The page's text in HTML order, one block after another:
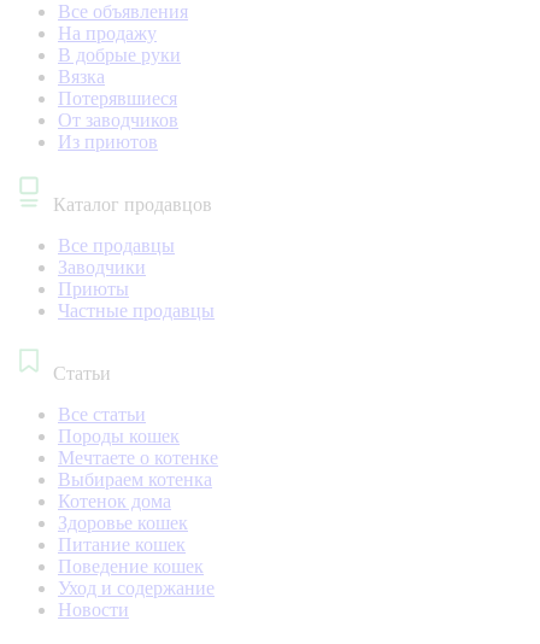
Все объявления
На продажу
В добрые руки
Вязка
Потерявшиеся
От заводчиков
Из приютов
Каталог продавцов
Все продавцы
Заводчики
Приюты
Частные продавцы
Статьи
Все статьи
Породы кошек
Мечтаете о котенке
Выбираем котенка
Котенок дома
Здоровье кошек
Питание кошек
Поведение кошек
Уход и содержание
Новости